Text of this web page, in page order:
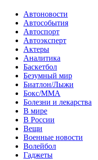
Автоновости
Автособытия
Автоспорт
Автоэксперт
Актеры
Аналитика
Баскетбол
Безумный мир
Биатлон/Лыжи
Бокс/MMA
Болезни и лекарства
В мире
В России
Вещи
Военные новости
Волейбол
Гаджеты